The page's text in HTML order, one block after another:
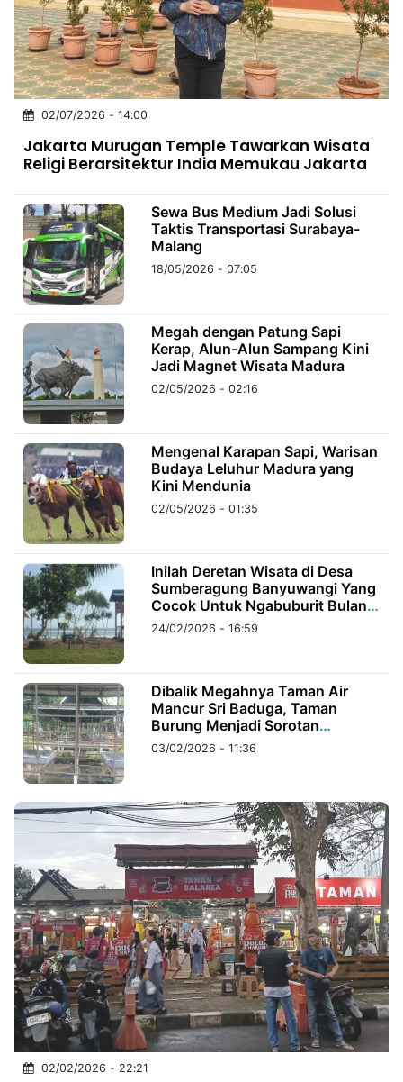
INDONESIA
Partner
NTB
Time
IDN
Jogja
Rakyat
News
Notice
Baru
Follow
Kabarbaru
Kabarbaru.co
2026
Kabarbaru
Media
Holding
02/07/2026 - 14:00
Jakarta Murugan Temple Tawarkan Wisata
Religi Berarsitektur India Memukau Jakarta
Sewa Bus Medium Jadi Solusi
Taktis Transportasi Surabaya-
Malang
18/05/2026 - 07:05
Megah dengan Patung Sapi
Kerap, Alun-Alun Sampang Kini
Jadi Magnet Wisata Madura
02/05/2026 - 02:16
Mengenal Karapan Sapi, Warisan
Budaya Leluhur Madura yang
Kini Mendunia
02/05/2026 - 01:35
Inilah Deretan Wisata di Desa
Sumberagung Banyuwangi Yang
Cocok Untuk Ngabuburit Bulan
Ramadhan
24/02/2026 - 16:59
Dibalik Megahnya Taman Air
Mancur Sri Baduga, Taman
Burung Menjadi Sorotan
Pengunjung
03/02/2026 - 11:36
02/02/2026 - 22:21